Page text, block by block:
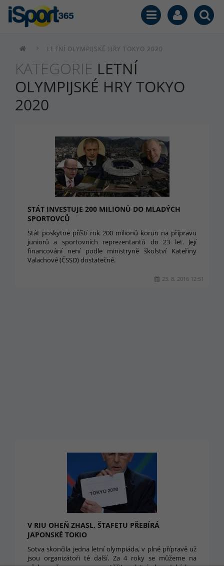
LETNÍ OLYMPIJSKÉ HRY TOKYO 2020
KATEGORIE LETNÍ
OLYMPIJSKÉ HRY TOKYO
2020
STÁT INVESTUJE 200 MILIONŮ DO MLADÝCH
SPORTOVCŮ
Stát poskytne příští rok 200 milionů korun na přípravu
juniorů a sportovních reprezentantů do 23 let. Její
financování není podle ministryně školství Kateřiny
Valachové (ČSSD) dostatečné.
23. 8. 2016 12:51
V RIU OHEŇ ZHASL, ŠTAFETU PŘEBÍRÁ
JAPONSKÉ TOKIO
Sotva skončila jedna letní olympiáda, v plné přípravě už
jsou organizátoři té další. Za 4 roky se můžeme na
přelomu července a srpna těšit na letní olympijské hry,